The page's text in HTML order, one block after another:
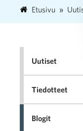
Etusivu
Uutiset
Tiedotteet
Blogit